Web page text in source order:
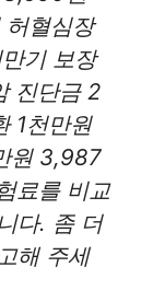
혈심장
기 보장
진단금 2
1천만원
원 3,987
료를 비교
다. 좀 더
해 주세